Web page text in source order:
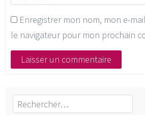
Enregistrer mon nom, mon e-
le navigateur pour mon prochain
Rechercher :